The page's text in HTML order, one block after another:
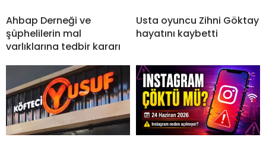
Ahbap Derneği ve
şüphelilerin mal
varlıklarına tedbir kararı
Usta oyuncu Zihni Göktay
hayatını kaybetti